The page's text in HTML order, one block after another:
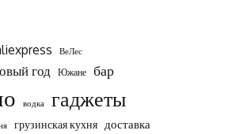
ВеЛес
год Южане бар
водка гаджеты
грузинская кухня доставка